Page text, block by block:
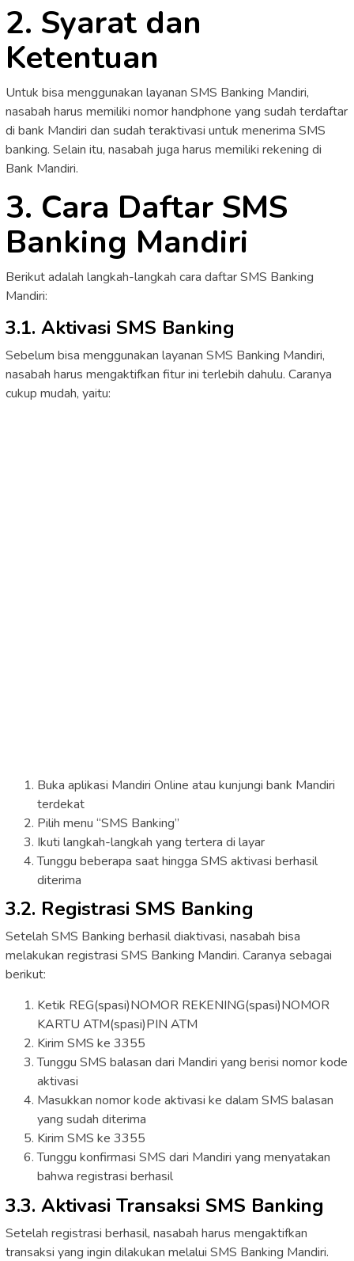
2. Syarat dan
Ketentuan
Untuk bisa menggunakan layanan SMS Banking Mandiri,
nasabah harus memiliki nomor handphone yang sudah terdaftar
di bank Mandiri dan sudah teraktivasi untuk menerima SMS
banking. Selain itu, nasabah juga harus memiliki rekening di
Bank Mandiri.
3. Cara Daftar SMS
Banking Mandiri
Berikut adalah langkah-langkah cara daftar SMS Banking
Mandiri:
3.1. Aktivasi SMS Banking
Sebelum bisa menggunakan layanan SMS Banking Mandiri,
nasabah harus mengaktifkan fitur ini terlebih dahulu. Caranya
cukup mudah, yaitu:
Buka aplikasi Mandiri Online atau kunjungi bank Mandiri
terdekat
Pilih menu “SMS Banking”
Ikuti langkah-langkah yang tertera di layar
Tunggu beberapa saat hingga SMS aktivasi berhasil
diterima
3.2. Registrasi SMS Banking
Setelah SMS Banking berhasil diaktivasi, nasabah bisa
melakukan registrasi SMS Banking Mandiri. Caranya sebagai
berikut:
Ketik REG(spasi)NOMOR REKENING(spasi)NOMOR
KARTU ATM(spasi)PIN ATM
Kirim SMS ke 3355
Tunggu SMS balasan dari Mandiri yang berisi nomor kode
aktivasi
Masukkan nomor kode aktivasi ke dalam SMS balasan
yang sudah diterima
Kirim SMS ke 3355
Tunggu konfirmasi SMS dari Mandiri yang menyatakan
bahwa registrasi berhasil
3.3. Aktivasi Transaksi SMS Banking
Setelah registrasi berhasil, nasabah harus mengaktifkan
transaksi yang ingin dilakukan melalui SMS Banking Mandiri.